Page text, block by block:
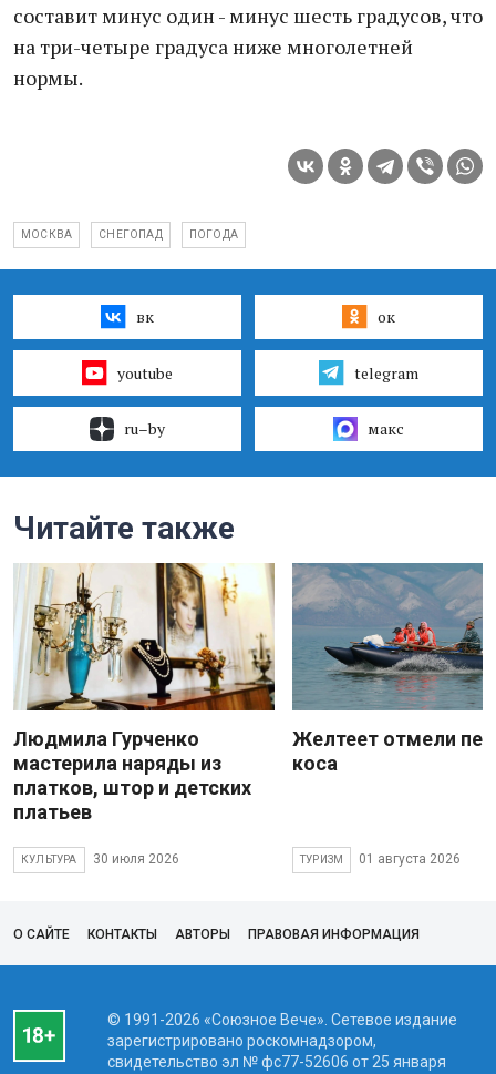
составит минус один - минус шесть градусов, что
на три-четыре градуса ниже многолетней
нормы.
МОСКВА СНЕГОПАД ПОГОДА
вк ок
youtube telegram
ru–by макс
Читайте также
Людмила Гурченко
мастерила наряды из
платков, штор и детских
платьев
КУЛЬТУРА 30 июля 2026
Желтеет отмели
коса
ТУРИЗМ 01 августа 2026
О САЙТЕ КОНТАКТЫ АВТОРЫ ПРАВОВАЯ ИНФОРМАЦИЯ
© 1991-2026 «Союзное Вече». Сетевое издание
зарегистрировано роскомнадзором,
свидетельство эл № фc77-52606 от 25 января